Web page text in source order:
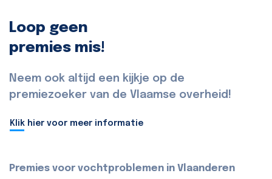
Loop geen
premies mis!
Neem ook altijd een kijkje op de
premiezoeker van de Vlaamse overheid!
Klik hier voor meer informatie
Premies voor vochtproblemen in Vlaanderen